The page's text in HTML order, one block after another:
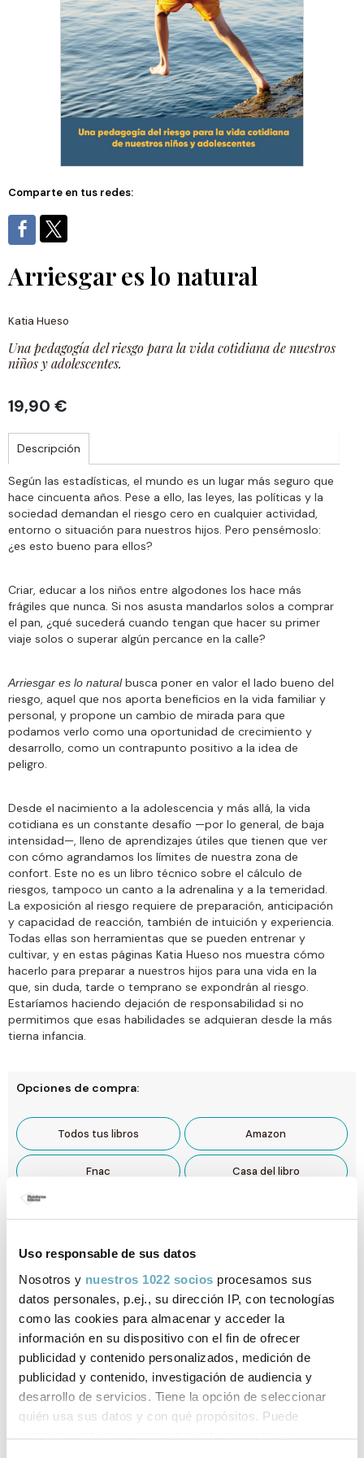
Uso responsable de sus datos
Nosotros y nuestros 1022 socios procesamos sus
datos personales, p.ej., su dirección IP, con tecnologías
como las cookies para almacenar y acceder la
información en su dispositivo con el fin de ofrecer
publicidad y contenido personalizados, medición de
publicidad y contenido, investigación de audiencia y
desarrollo de servicios. Tiene la opción de seleccionar
quién usa sus datos y con qué propósitos. Puede
cambiar o retirar su consentimiento en cualquier
Comparte en tus redes:
Arriesgar es lo natural
Katia Hueso
Una pedagogía del riesgo para la vida cotidiana de nuestros
niños y adolescentes.
19,90 €
Descripción
Según las estadísticas, el mundo es un lugar más seguro que
hace cincuenta años. Pese a ello, las leyes, las políticas y la
sociedad demandan el riesgo cero en cualquier actividad,
entorno o situación para nuestros hijos. Pero pensémoslo:
¿es esto bueno para ellos?
Criar, educar a los niños entre algodones los hace más
frágiles que nunca. Si nos asusta mandarlos solos a comprar
el pan, ¿qué sucederá cuando tengan que hacer su primer
viaje solos o superar algún percance en la calle?
Arriesgar es lo naturalbusca poner en valor el lado bueno del
riesgo, aquel que nos aporta beneficios en la vida familiar y
personal, y propone un cambio de mirada para que
podamos verlo como una oportunidad de crecimiento y
desarrollo, como un contrapunto positivo a la idea de
peligro.
Desde el nacimiento a la adolescencia y más allá, la vida
cotidiana es un constante desafío —por lo general, de baja
intensidad—, lleno de aprendizajes útiles que tienen que ver
con cómo agrandamos los límites de nuestra zona de
confort. Este no es un libro técnico sobre el cálculo de
riesgos, tampoco un canto a la adrenalina y a la temeridad.
La exposición al riesgo requiere de preparación, anticipación
y capacidad de reacción, también de intuición y experiencia.
Todas ellas son herramientas que se pueden entrenar y
cultivar, y en estas páginas Katia Hueso nos muestra cómo
hacerlo para preparar a nuestros hijos para una vida en la
que, sin duda, tarde o temprano se expondrán al riesgo.
Estaríamos haciendo dejación de responsabilidad si no
permitimos que esas habilidades se adquieran desde la más
tierna infancia.
Opciones de compra:
Todos tus libros Amazon
Fnac Casa del libro
Baleares. Sujeto a disponibilidad.
Compra en digital:
Casa del libro Amazon
Ficha técnica